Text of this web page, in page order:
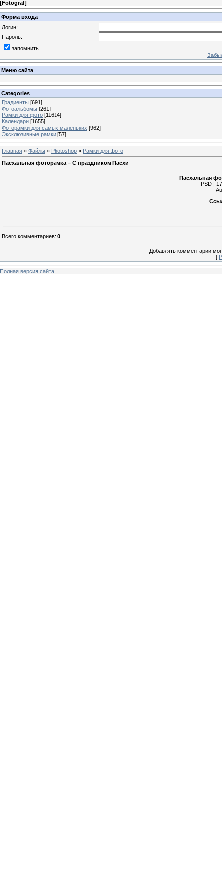
[Fotograf]
Форма входа
Логин:
Пароль:
запомнить
Меню сайта
Categories
Градиенты [691]
Фотоальбомы [261]
Рамки для фото [11614]
Календари [1655]
Фоторамки для самых маленьких [962]
Эксклюзивные рамки [57]
Главная » Файлы » Photoshop » Рамки для фото
Пасхальная фоторамка – С праздником Пасхи
Пасхальная
PSD |
Всего комментариев: 0
Добавлять комментарии
[
Полная версия сайта